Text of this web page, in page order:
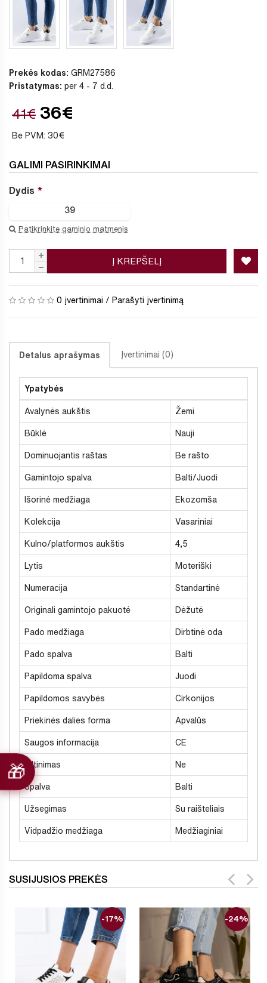
Prekės kodas: GRM27586
Pristatymas: per 4 - 7 d.d.
41€ 36€
Be PVM: 30€
GALIMI PASIRINKIMAI
Dydis
39
Patikrinkite gaminio matmenis
Į KREPŠELĮ
0 įvertinimai / Parašyti įvertinimą
Detalus aprašymas Įvertinimai (0)
Ypatybės
Avalynės aukštis Žemi
Būklė Nauji
Dominuojantis raštas Be rašto
Gamintojo spalva Balti/Juodi
Išorinė medžiaga Ekozomša
Kolekcija Vasariniai
Kulno/platformos aukštis 4,5
Lytis Moteriški
Numeracija Standartinė
Originali gamintojo pakuotė Dėžutė
Pado medžiaga Dirbtinė oda
Pado spalva Balti
Papildoma spalva Juodi
Papildomos savybės Cirkonijos
Priekinės dalies forma Apvalūs
Saugos informacija CE
Šiltinimas Ne
Spalva Balti
Užsegimas Su raišteliais
Vidpadžio medžiaga Medžiaginiai
SUSIJUSIOS PREKĖS
-17% -24%